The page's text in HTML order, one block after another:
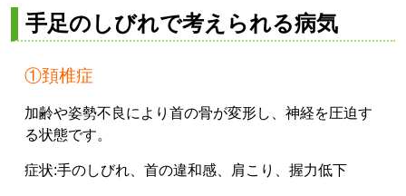
手足のしびれで考えられる病気
①頚椎症
加齢や姿勢不良により首の骨が変形し、神経を圧迫す
る状態です。
症状:手のしびれ、 首の違和感、 肩こり、 握力低下